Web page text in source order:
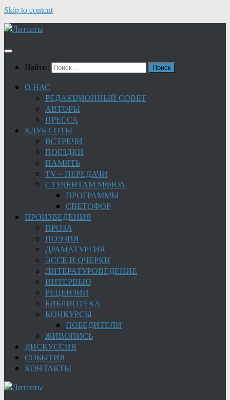
Skip to content
Найти:
О НАС
РЕДАКЦИОННЫЙ СОВЕТ
АВТОРЫ
ПРЕССА
КЛУБ СОТЫ
ВСТРЕЧИ
ПОЕЗДКИ
ПАМЯТЬ
TV – ПЕРЕДАЧИ
СТУДЕНТАМ МФЮА
ПРОГРАММЫ
СВЕТОФОР
ПРОИЗВЕДЕНИЯ
ПРОЗА
ПОЭЗИЯ
ДРАМАТУРГИЯ
ЭССЕ И ОЧЕРКИ
ЛИТЕРАТУРОВЕДЕНИЕ
ИНТЕРВЬЮ
РЕЦЕНЗИИ
БИБЛИОТЕКА
КОНКУРСЫ
ПОБЕДИТЕЛИ
ЖИВОПИСЬ
ДИСКУССИЯ
СОБЫТИЯ
КОНТАКТЫ